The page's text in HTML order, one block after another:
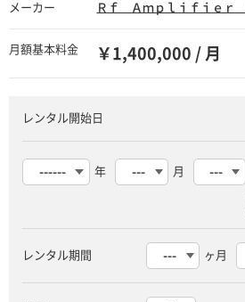
メーカー Ｒｆ Ａｍｐｌｉｆｉｅｒ
月額基本料金 ￥1,400,000 / 月
レンタル開始日
年 月
レンタル期間 ヶ月